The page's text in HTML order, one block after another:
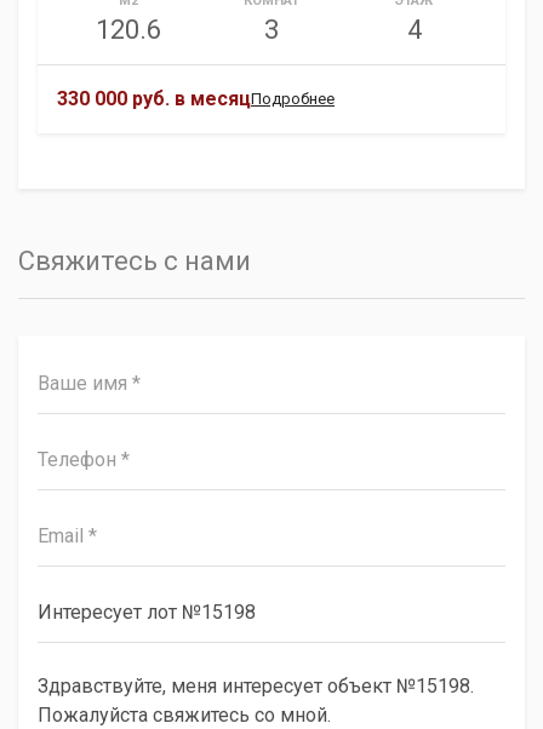
120.6 3 4
330 000 руб. в месяцПодробнее
Свяжитесь с нами